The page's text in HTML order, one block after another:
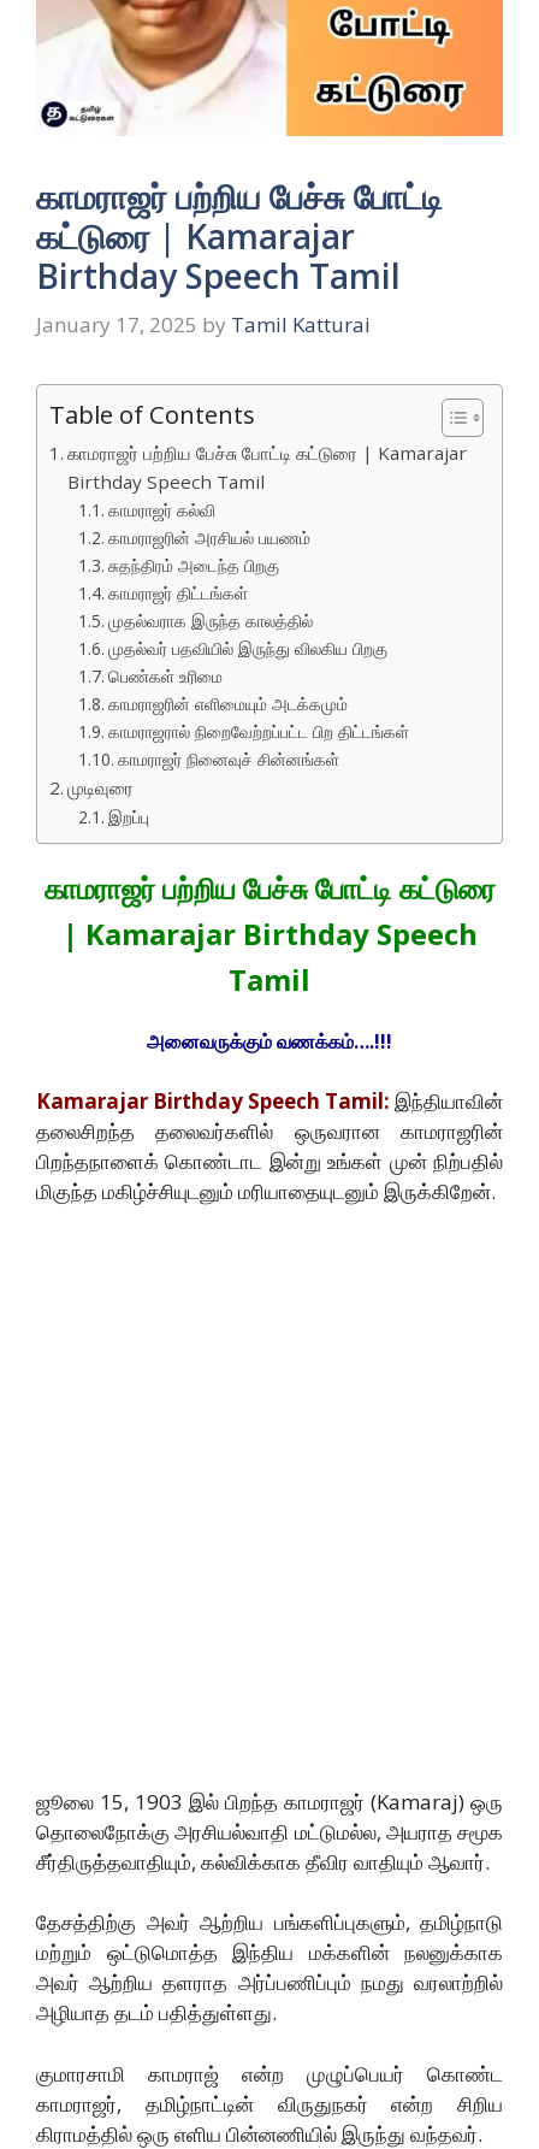
காமராஜர் பற்றிய பேச்சு போட்டி
கட்டுரை | Kamarajar
Birthday Speech Tamil
January 17, 2025 by Tamil Katturai
Table of Contents
காமராஜர் பற்றிய பேச்சு போட்டி கட்டுரை | Kamarajar
Birthday Speech Tamil
காமராஜர் கல்வி
காமராஜரின் அரசியல் பயணம்
சுதந்திரம் அடைந்த பிறகு
காமராஜர் திட்டங்கள்
முதல்வராக இருந்த காலத்தில்
முதல்வர் பதவியில் இருந்து விலகிய பிறகு
பெண்கள் உரிமை
காமராஜரின் எளிமையும் அடக்கமும்
காமராஜரால் நிறைவேற்றப்பட்ட பிற திட்டங்கள்
காமராஜர் நினைவுச் சின்னங்கள்
முடிவுரை
இறப்பு
காமராஜர் பற்றிய பேச்சு போட்டி கட்டுரை
| Kamarajar Birthday Speech
Tamil
அனைவருக்கும் வணக்கம்….!!!
Kamarajar Birthday Speech Tamil: இந்தியாவின்
தலைசிறந்த தலைவர்களில் ஒருவரான காமராஜரின்
பிறந்தநாளைக் கொண்டாட இன்று உங்கள் முன் நிற்பதில்
மிகுந்த மகிழ்ச்சியுடனும் மரியாதையுடனும் இருக்கிறேன்.
ஜூலை 15, 1903 இல் பிறந்த காமராஜர் (Kamaraj) ஒரு
தொலைநோக்கு அரசியல்வாதி மட்டுமல்ல, அயராத சமூக
சீர்திருத்தவாதியும், கல்விக்காக தீவிர வாதியும் ஆவார்.
தேசத்திற்கு அவர் ஆற்றிய பங்களிப்புகளும், தமிழ்நாடு
மற்றும் ஒட்டுமொத்த இந்திய மக்களின் நலனுக்காக
அவர் ஆற்றிய தளராத அர்ப்பணிப்பும் நமது வரலாற்றில்
அழியாத தடம் பதித்துள்ளது.
குமாரசாமி காமராஜ் என்ற முழுப்பெயர் கொண்ட
காமராஜர், தமிழ்நாட்டின் விருதுநகர் என்ற சிறிய
கிராமத்தில் ஒரு எளிய பின்னணியில் இருந்து வந்தவர்.